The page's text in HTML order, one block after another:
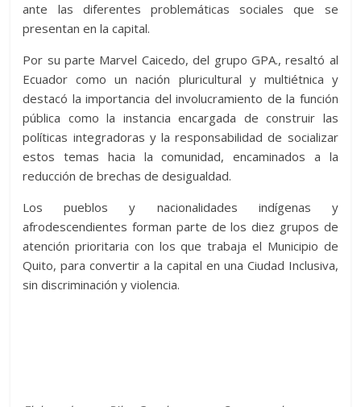
ante las diferentes problemáticas sociales que se
presentan en la capital.
Por su parte Marvel Caicedo, del grupo GPA., resaltó al
Ecuador como un nación pluricultural y multiétnica y
destacó la importancia del involucramiento de la función
pública como la instancia encargada de construir las
políticas integradoras y la responsabilidad de socializar
estos temas hacia la comunidad, encaminados a la
reducción de brechas de desigualdad.
Los pueblos y nacionalidades indígenas y
afrodescendientes forman parte de los diez grupos de
atención prioritaria con los que trabaja el Municipio de
Quito, para convertir a la capital en una Ciudad Inclusiva,
sin discriminación y violencia.